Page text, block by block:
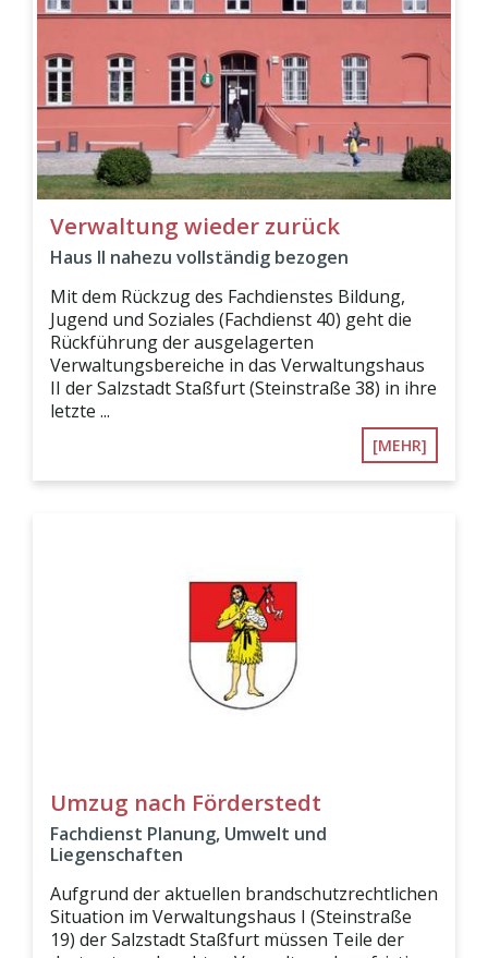
Verwaltung wieder zurück
Haus II nahezu vollständig bezogen
Mit dem Rückzug des Fachdienstes Bildung,
Jugend und Soziales (Fachdienst 40) geht die
Rückführung der ausgelagerten
Verwaltungsbereiche in das Verwaltungshaus
II der Salzstadt Staßfurt (Steinstraße 38) in ihre
letzte ...
[MEHR]
Umzug nach Förderstedt
Fachdienst Planung, Umwelt und
Liegenschaften
Aufgrund der aktuellen brandschutzrechtlichen
Situation im Verwaltungshaus I (Steinstraße
19) der Salzstadt Staßfurt müssen Teile der